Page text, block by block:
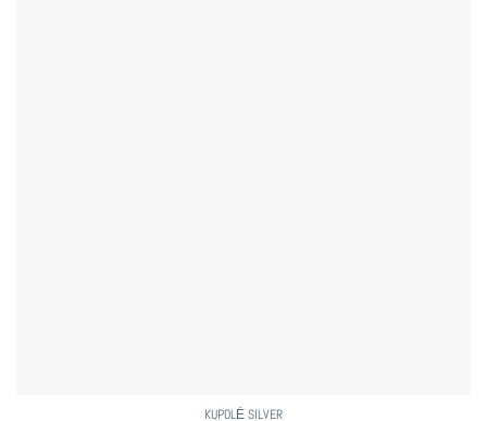
KUPOLĖ SILVER